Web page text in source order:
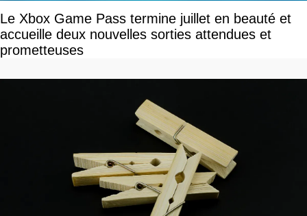
Le Xbox Game Pass termine juillet en beauté et
accueille deux nouvelles sorties attendues et
prometteuses